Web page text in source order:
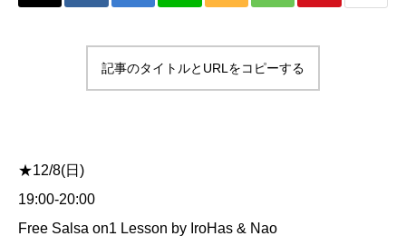
記事のタイトルとURLをコピーする
★12/8(日)
19:00-20:00
Free Salsa on1 Lesson by IroHas & Nao